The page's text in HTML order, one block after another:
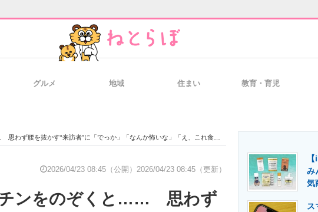
経営リーダーのコミュニティ
グルメ 地域 住まい 教育・育児
腰を抜かす“来訪者”に「でっか」「なんか怖いな」「え、これ食べれるの?!」
2026/04/23 08:45（公開） 2026/04/23 08:45（更新）
チンをのぞくと…… 思わず
み
気
ス